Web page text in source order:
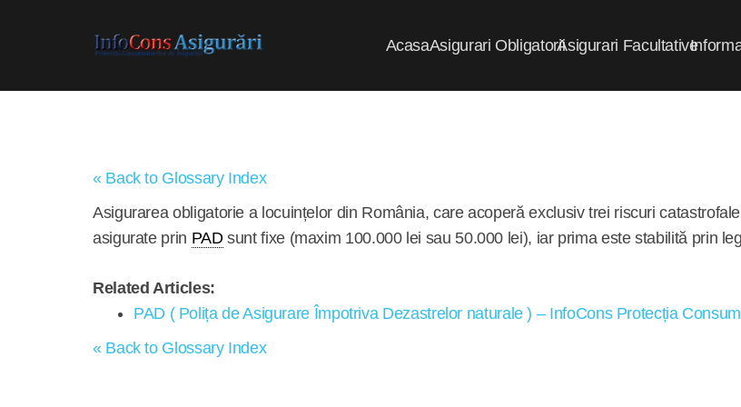
AcasaAsigurari ObligatoriiAsigurari Facultative
« Back to Glossary Index
Asigurarea obligatorie a locuințelor din România, care acoperă exclusiv trei riscuri
asigurate prin PADsunt fixe (maxim 100.000 lei sau 50.000 lei), iar prima este stabilită prin
Related Articles:
PAD ( Polița de Asigurare Împotriva Dezastrelor naturale ) – InfoCons Protecția
« Back to Glossary Index